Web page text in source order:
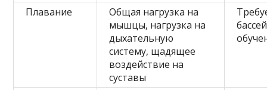
Плавание
Общая нагрузка на
мышцы, нагрузка на
дыхательную
систему, щадящее
воздействие на
суставы